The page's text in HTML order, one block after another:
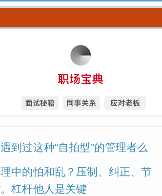
到过这种“自拍型”的管理者么
中的怕和乱？压制、纠正、节
杠杆他人是关键